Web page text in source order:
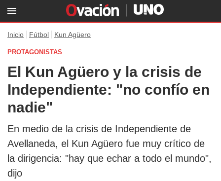
Inicio Fútbol Kun Agüero
PROTAGONISTAS
El Kun Agüero y la crisis de
Independiente: "no confío en
nadie"
En medio de la crisis de Independiente de
Avellaneda, el Kun Agüero fue muy crítico de
la dirigencia: "hay que echar a todo el mundo",
dijo